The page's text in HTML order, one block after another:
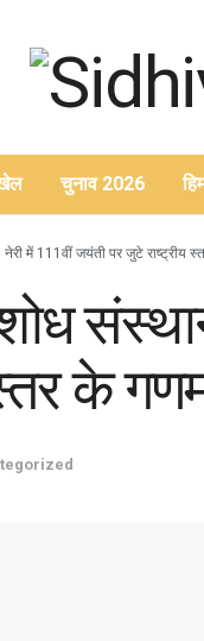
चुनाव 2026
में 111वीं जयंती पर जुटे राष्ट्रीय
के